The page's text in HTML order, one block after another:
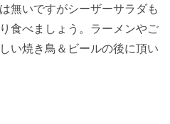
無いですがシーザーサラダも
食べましょう。ラーメンやご
い焼き鳥＆ビールの後に頂い